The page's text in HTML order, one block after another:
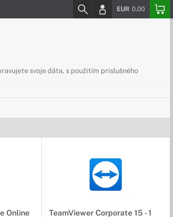
EUR 0,00
svoje dáta, s použitím príslušného
Online TeamViewer Corporate 15 - 1